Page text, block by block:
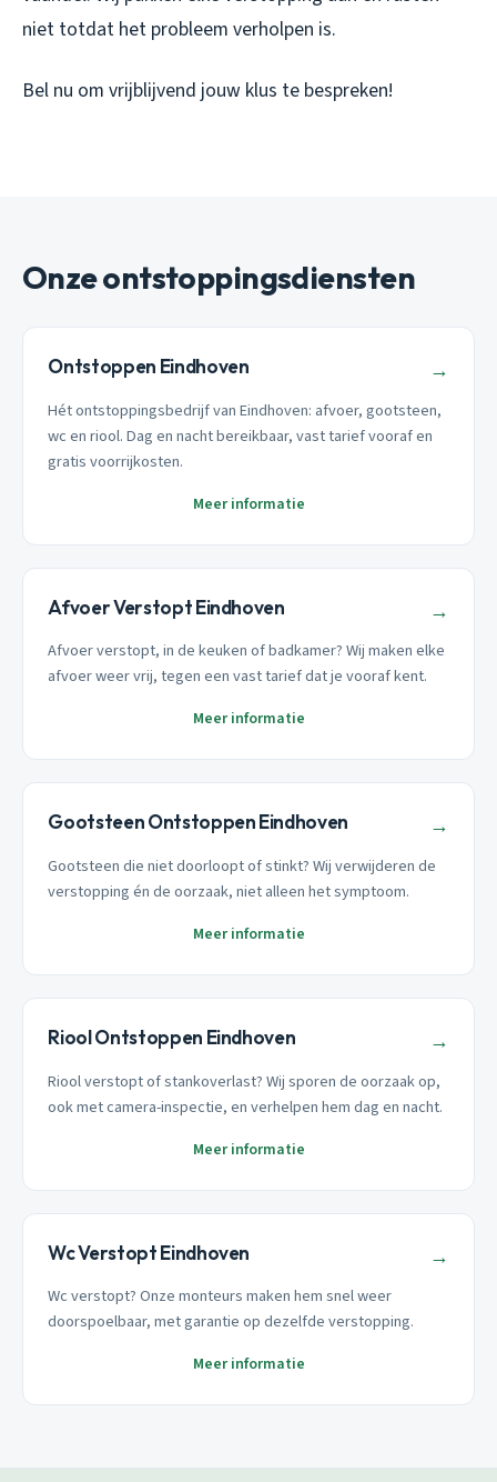
niet totdat het probleem verholpen is.
Bel nu om vrijblijvend jouw klus te bespreken!
Onze ontstoppingsdiensten
Ontstoppen Eindhoven →
Hét ontstoppingsbedrijf van Eindhoven: afvoer, gootsteen,
wc en riool. Dag en nacht bereikbaar, vast tarief vooraf en
gratis voorrijkosten.
Meer informatie
Afvoer Verstopt Eindhoven →
Afvoer verstopt, in de keuken of badkamer? Wij maken elke
afvoer weer vrij, tegen een vast tarief dat je vooraf kent.
Meer informatie
Gootsteen Ontstoppen Eindhoven →
Gootsteen die niet doorloopt of stinkt? Wij verwijderen de
verstopping én de oorzaak, niet alleen het symptoom.
Meer informatie
Riool Ontstoppen Eindhoven →
Riool verstopt of stankoverlast? Wij sporen de oorzaak op,
ook met camera-inspectie, en verhelpen hem dag en nacht.
Meer informatie
Wc Verstopt Eindhoven →
Wc verstopt? Onze monteurs maken hem snel weer
doorspoelbaar, met garantie op dezelfde verstopping.
Meer informatie